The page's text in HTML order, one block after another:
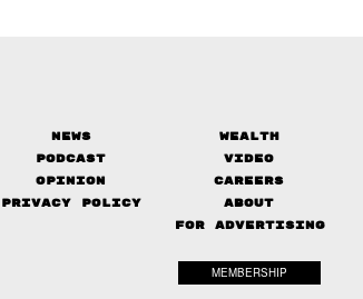
News Wealth
Podcast
Video
Opinion
Careers
Privacy Policy
About
FOR ADVERTISING
MEMBERSHIP